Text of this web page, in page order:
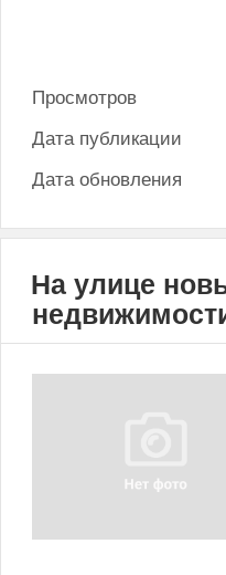
Просмотров
Дата публикации
Дата обновления
На улице